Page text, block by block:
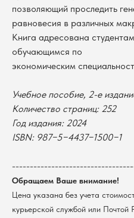
позволяющий проследить
равновесия в различных
Книга адресована
обучающимся по
экономическим
Учебное пособие, 2-е
Количество страниц: 252
Год издания: 2024
ISBN: 987−5−4437−1500−1
Обращаем Ваше внимание!
Цена указана без учета
курьерской службой или Почтой
Новосибирский государственный
университет
г. Новосибирск, ул. Пирогова, 3
ИНН 5408106490